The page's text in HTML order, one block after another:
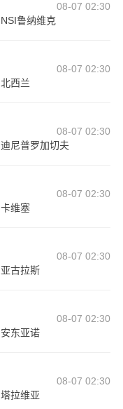
08-07 02:30
NSI鲁纳维克
08-07 02:30
北西兰
08-07 02:30
迪尼普罗加切夫
08-07 02:30
卡维塞
08-07 02:30
亚古拉斯
08-07 02:30
安东亚诺
08-07 02:30
塔拉维亚